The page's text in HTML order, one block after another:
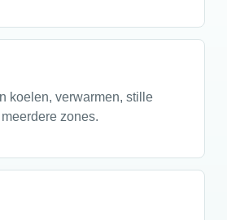
koelen, verwarmen, stille
zones.